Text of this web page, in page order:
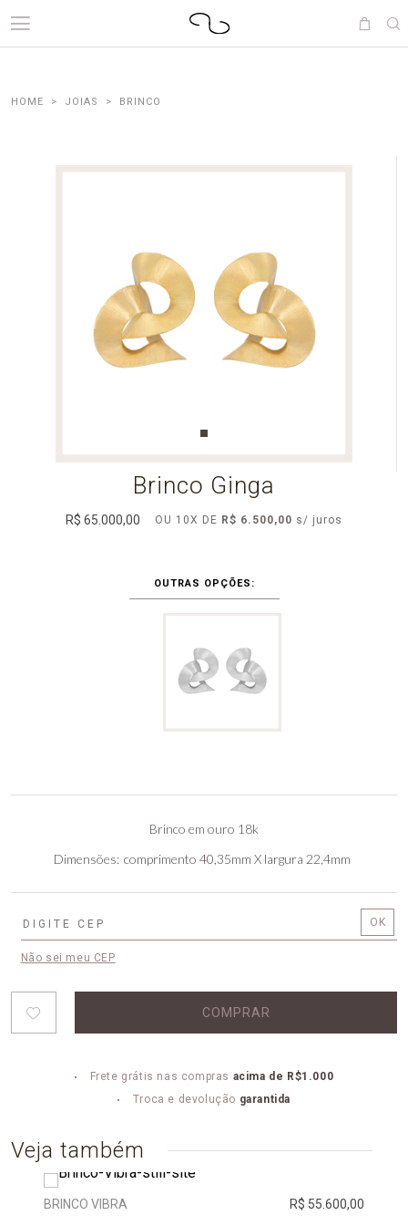
JOIAS BRINCO
Brinco Ginga
R$ 65.000,00 OU 10X DE R$ 6.500,00
OUTRAS OPÇÕES:
Brinco em ouro 18k
Dimensões comprimento 40,35mm X largura 22,4mm
Não sei meu CEP
COMPRAR
Frete grátis nas compras acima de R$1.000
Troca e devolução garantida
Veja também
BRINCO VIBRA R$ 55.600,00